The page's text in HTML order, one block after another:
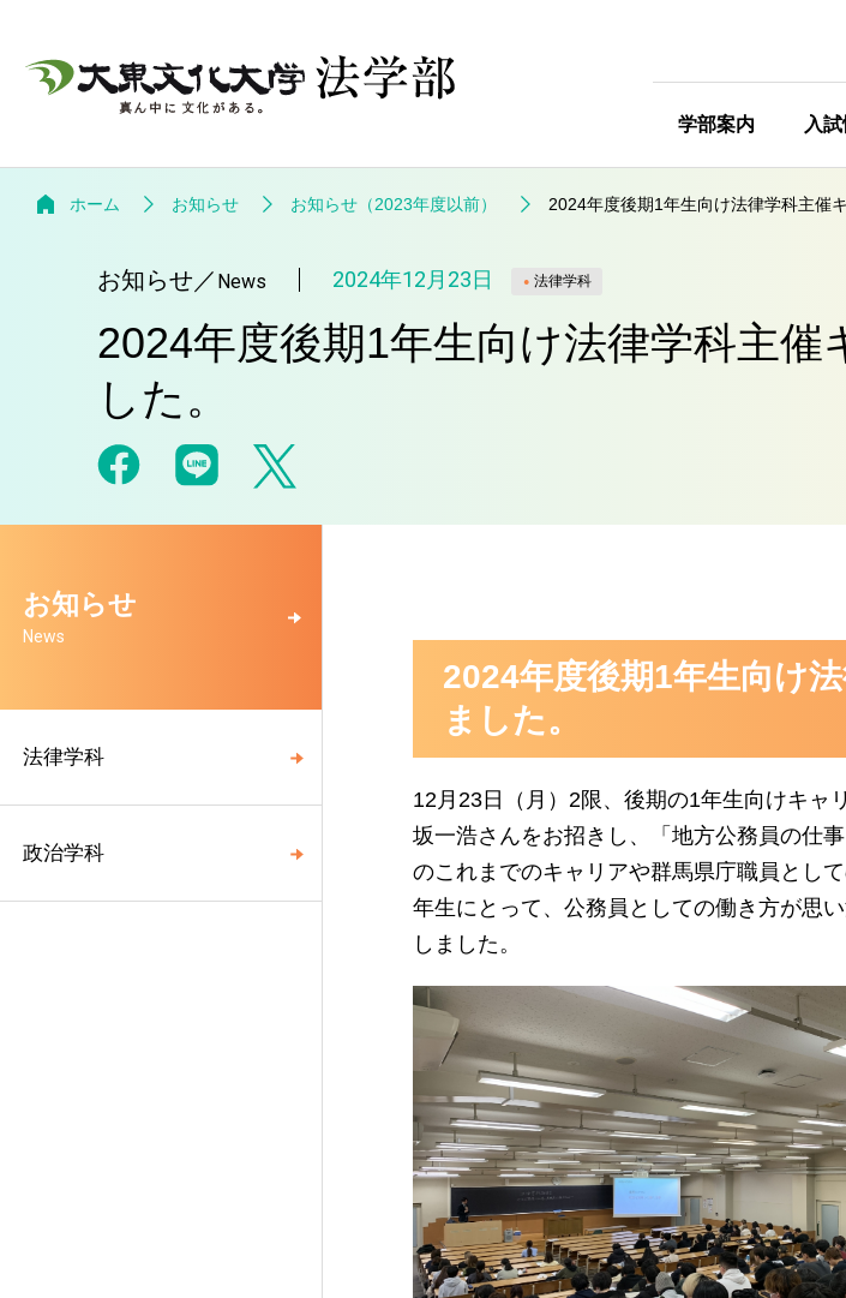
学部案内 入
ホーム お知らせ お知らせ（2023年度以前） 2024年度後期1年生向け法律学科主催
お知らせ／ News 2024年12月23日 法律学科
2024年度後期1年生向け法律学科主
した。
お知らせ
News
法律学科
政治学科
2024年度後期1年生向け
ました。
12月23日（月）2限、後期の1年生向けキャ
坂一浩さんをお招きし、「地方公務員の仕
のこれまでのキャリアや群馬県庁職員とし
年生にとって、公務員としての働き方が思
しました。